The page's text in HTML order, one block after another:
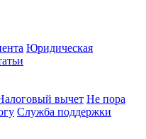
Юридическая
вычет Не пора
Служба поддержки